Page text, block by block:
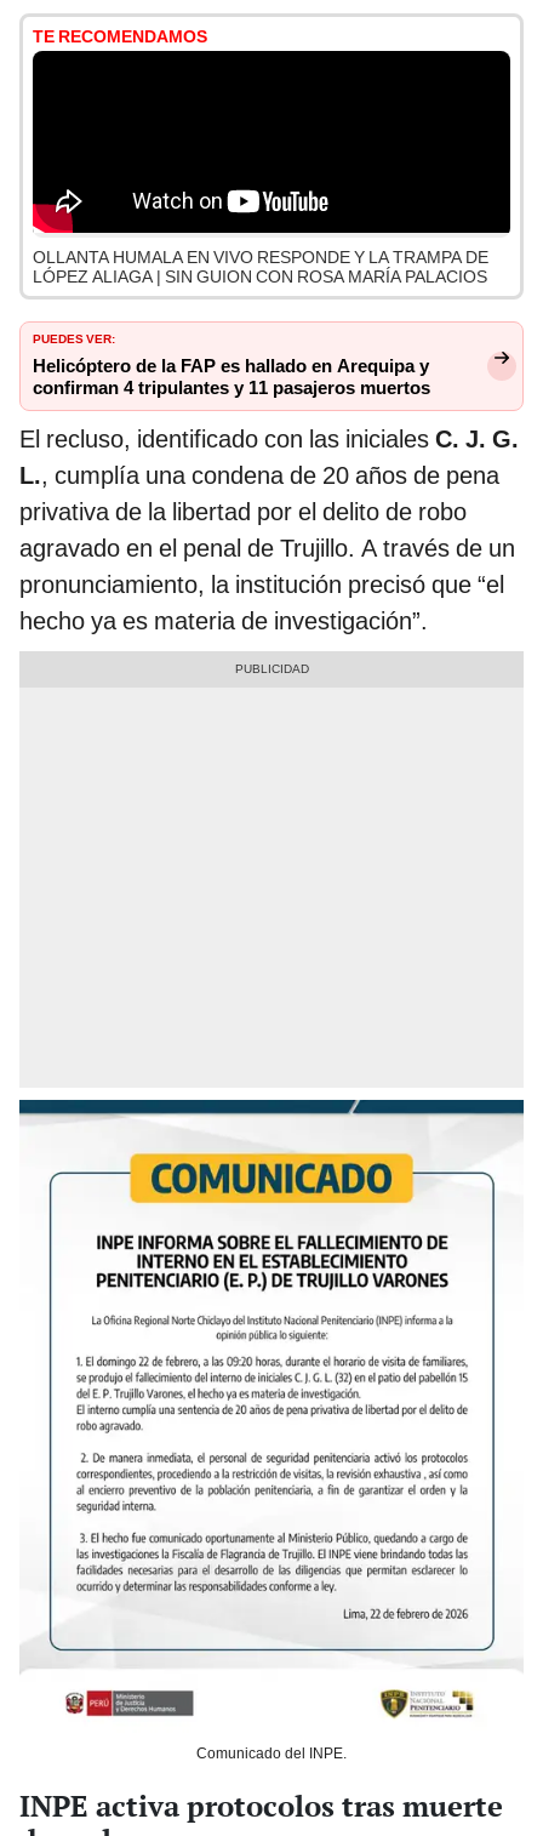
TE RECOMENDAMOS
OLLANTA HUMALA EN VIVO RESPONDE Y LA TRAMPA DE
LÓPEZ ALIAGA | SIN GUION CON ROSA MARÍA PALACIOS
PUEDES VER:
Helicóptero de la FAP es hallado en Arequipa y
confirman 4 tripulantes y 11 pasajeros muertos
El recluso, identificado con las iniciales C. J. G.
L., cumplía una condena de 20 años de pena
privativa de la libertad por el delito de robo
agravado en el penal de Trujillo. A través de un
pronunciamiento, la institución precisó que “el
hecho ya es materia de investigación”.
Comunicado del INPE.
INPE activa protocolos tras muerte